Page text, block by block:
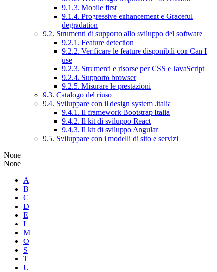
9.1.3. Mobile first
9.1.4. Progressive enhancement e Graceful
degradation
9.2. Strumenti di supporto allo sviluppo del software
9.2.1. Feature detection
9.2.2. Verificare le feature disponibili con Can I
use
9.2.3. Strumenti e risorse per CSS e JavaScript
9.2.4. Supporto browser
9.2.5. Misurare le prestazioni
9.3. Catalogo del riuso
9.4. Sviluppare con il design system .italia
9.4.1. Il framework Bootstrap Italia
9.4.2. Il kit di sviluppo React
9.4.3. Il kit di sviluppo Angular
9.5. Sviluppare con i modelli di sito e servizi
None
None
A
B
C
D
E
I
M
O
S
T
U